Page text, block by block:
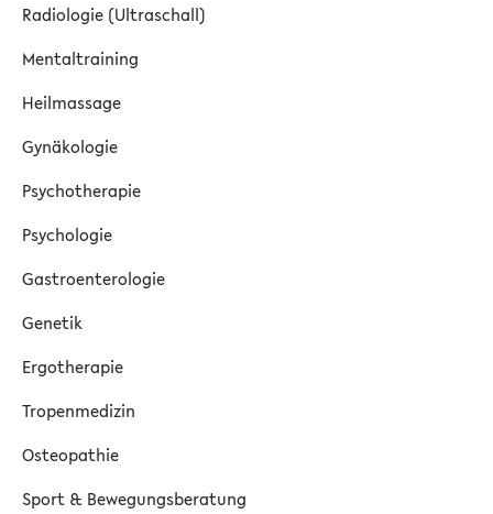
Radiologie (Ultraschall)
Mentaltraining
Heilmassage
Gynäkologie
Psychotherapie
Psychologie
Gastroenterologie
Genetik
Ergotherapie
Tropenmedizin
Osteopathie
Sport & Bewegungsberatung